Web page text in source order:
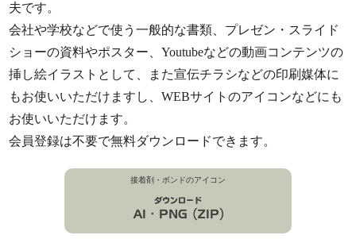
夫です。
会社や学校などで使う一般的な書類、プレゼン・スライド
ショーの資料やポスター、Youtubeなどの動画コンテンツの
挿し絵イラストとして、また宣伝チラシなどの印刷媒体に
もお使いいただけますし、WEBサイトのアイコンなどにも
お使いいただけます。
会員登録は不要で無料ダウンロードできます。
接着剤・ボンドのアイコン